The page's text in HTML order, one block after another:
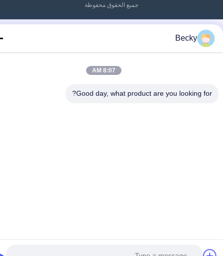
جميع الحقوق محفوظة
Becky
8:07 AM
Good day, what product are you looking